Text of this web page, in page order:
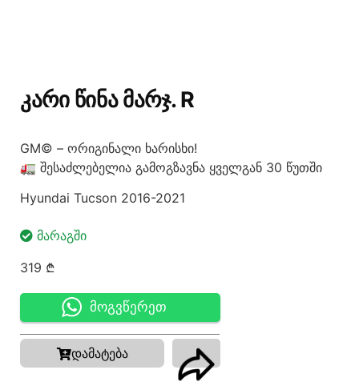
ᲙᲐᲠᲘ ᲬᲘᲜᲐ ᲛᲐᲠᲯ. R
GM© – ორიგინალი ხარისხი!
🚛 შესაძლებელია გამოგზავნა ყველგან 30 წუთში
Hyundai Tucson 2016-2021
ᲛᲐᲠᲐᲒᲨᲘ
319 ₾
მოგვწერეთ
დამატება